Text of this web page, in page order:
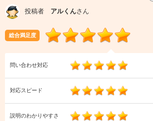
投稿者 アルくんさん
総合満足度
問い合わせ対応
対応スピード
説明のわかりやすさ